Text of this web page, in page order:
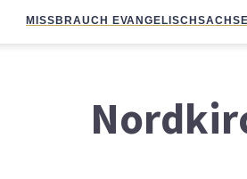
MISSBRAUCH EVANGELISCH